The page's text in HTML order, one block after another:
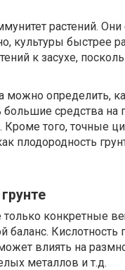
растений. Они
культуры быстрее
к засухе,
определить,
средства на
того, точные
плодородность
конкретные
баланс. Кислотность
влиять на
металлов и т.д.